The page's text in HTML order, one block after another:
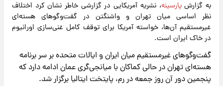
به گزارشپارسینه، نشریه آمریکایی در گزارشی خاطر نشان کرد اختلاف
نظر اساسی میان تهران و واشنگتن در گفت‌وگوهای هسته‌ای
غیرمستقیم آن‌ها، خواسته آمریکا برای توقف کامل غنی‌سازی اورانیوم
در خاک ایران است.
گفت‌وگوهای غیرمستقیم میان ایران و ایالات متحده بر سر برنامه
هسته‌ای تهران در حالی کماکان با میانجی‌گری عمان ادامه دارد که
پنجمین دور آن روز جمعه در رم، پایتخت ایتالیا برگزار شد.